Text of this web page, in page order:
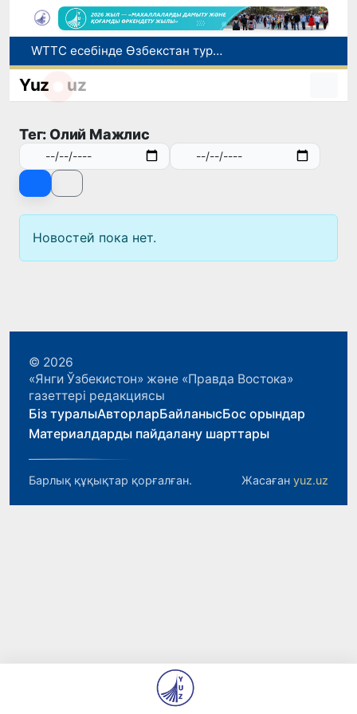
WTTC есебінде Өзбекстан туризмнің өсу қарқыны бойынша Орталық Азияда бірінші орынға шықты
Мүмкіндігі шектеулі талапкерлерге қабылдау емтихандарында қосымша уақыт беріледі
Жарты жылда Өзбекстанда қанша егіз сәби дүниеге келді?
Yuz uz
Тег: Олий Мажлис
Новостей пока нет.
© 2026
«Янги Ўзбекистон» және «Правда Востока»
газеттері редакциясы
Біз туралыАвторларБайланысБос орындар
Материалдарды пайдалану шарттары
Барлық құқықтар қорғалған. Жасаған yuz.uz